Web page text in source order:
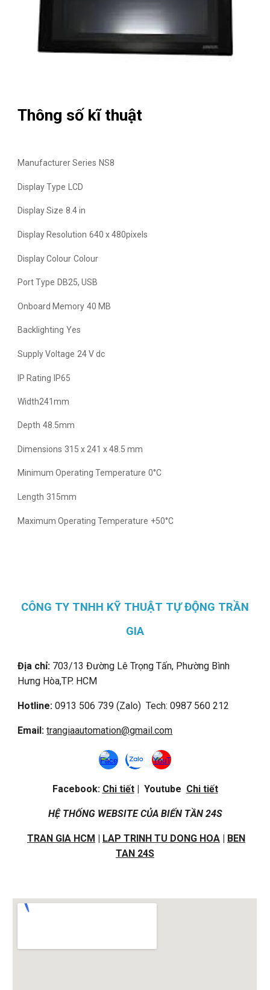
Thông số kĩ thuật
Manufacturer Series NS8
Display Type LCD
Display Size 8.4 in
Display Resolution 640 x 480pixels
Display Colour Colour
Port Type DB25, USB
Onboard Memory 40 MB
Backlighting Yes
Supply Voltage 24 V dc
IP Rating IP65
Width241mm
Depth 48.5mm
Dimensions 315 x 241 x 48.5 mm
Minimum Operating Temperature 0°C
Length 315mm
Maximum Operating Temperature +50°C
CÔNG TY TNHH KỸ THUẬT TỰ ĐỘNG TRẦN
GIA
Địa chỉ: 703/13 Đường Lê Trọng Tấn, Phường Bình
Hưng Hòa,TP. HCM
Hotline: 0913 506 739 (Zalo) Tech: 0987 560 212
Email:trangiaautomation@gmail.com
Facebook: Chi tiết| Youtube Chi tiết
HỆ THỐNG WEBSITE CỦA BIẾN TẦN 24S
TRAN GIA HCM | LAP TRINH TU DONG HOA | BEN
TAN 24S